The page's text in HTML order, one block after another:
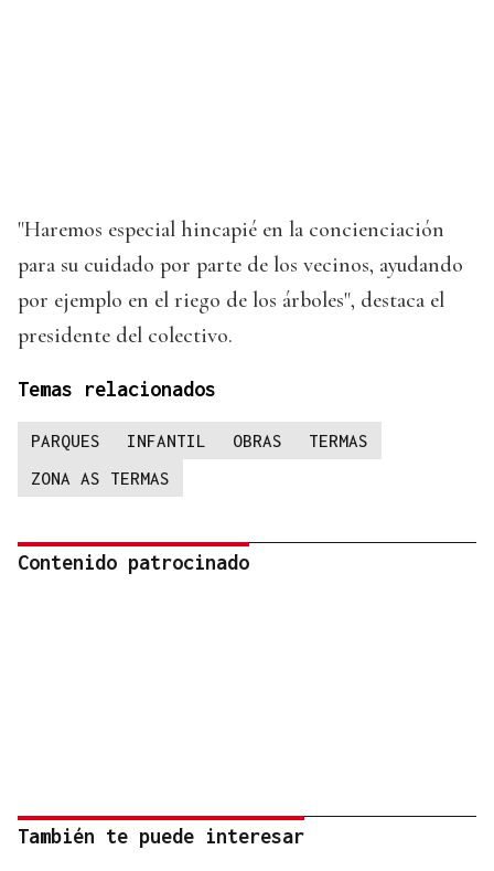
"Haremos especial hincapié en la concienciación
para su cuidado por parte de los vecinos, ayudando
por ejemplo en el riego de los árboles", destaca el
presidente del colectivo.
Temas relacionados
PARQUES INFANTIL OBRAS
TERMAS
ZONA AS TERMAS
Contenido patrocinado
También te puede interesar